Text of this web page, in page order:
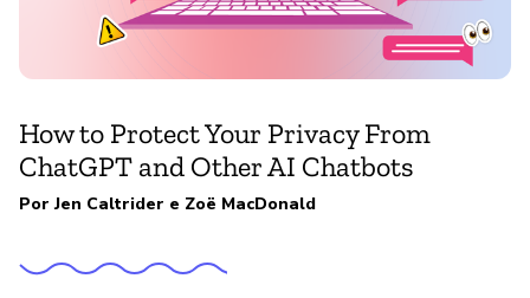
How to Protect Your Privacy From
ChatGPT and Other AI Chatbots
PorJen Caltrider e Zoë MacDonald